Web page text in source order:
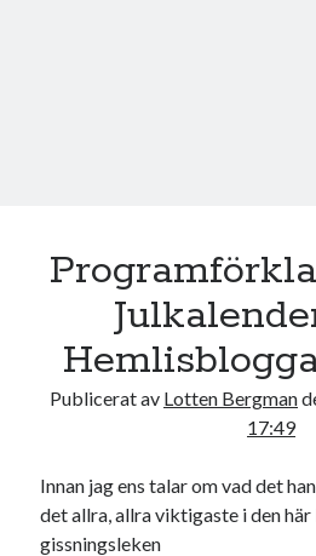
Publicerat av Lotten Bergman
17:49
Innan jag ens talar om vad det
det allra, allra viktigaste i den
gissningsleken